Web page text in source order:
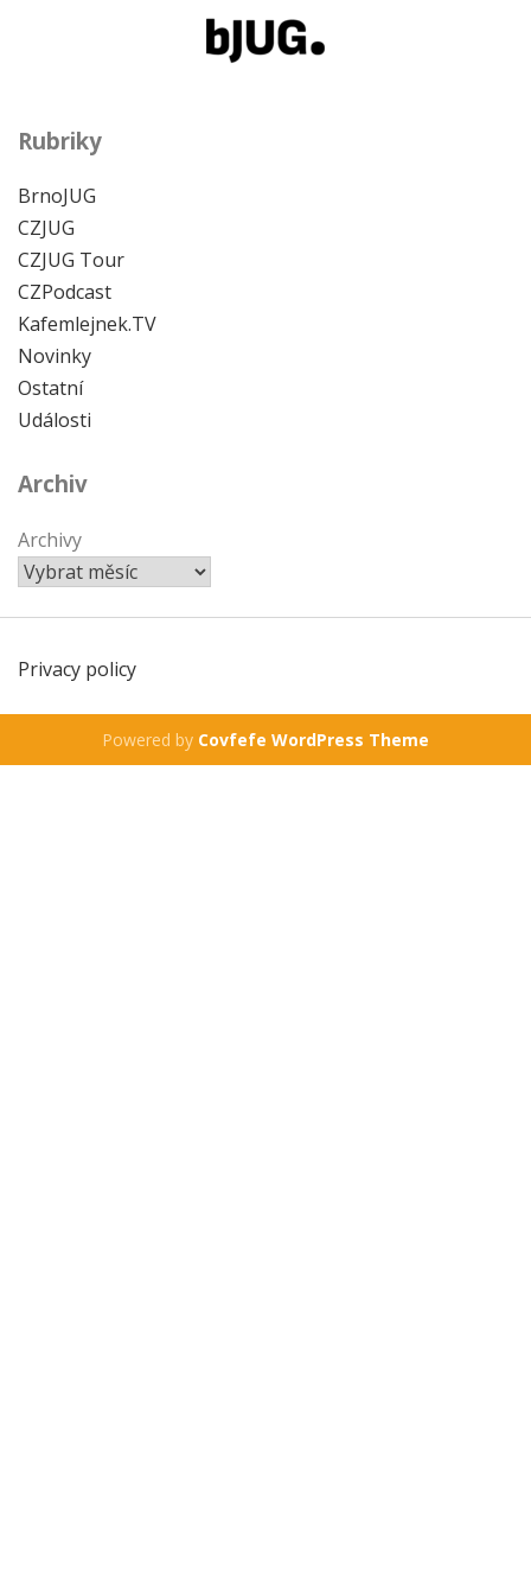
Rubriky
BrnoJUG
CZJUG
CZJUG Tour
CZPodcast
Kafemlejnek.TV
Novinky
Ostatní
Události
Archiv
Archivy
Privacy policy
Powered by Covfefe WordPress Theme